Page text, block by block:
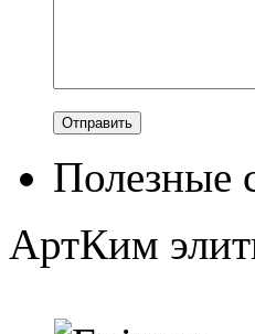
Полезные
АртКим